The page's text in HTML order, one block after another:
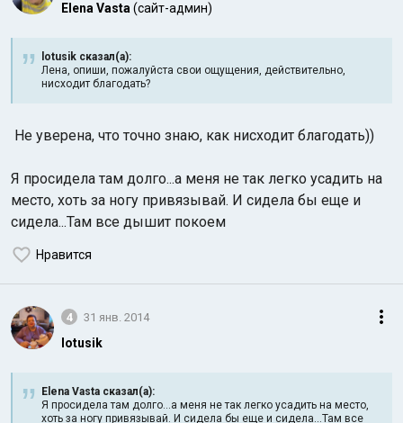
Elena Vasta (сайт-админ)
lotusik сказал(а):
Лена, опиши, пожалуйста свои ощущения, действительно,
нисходит благодать?
Не уверена, что точно знаю, как нисходит благодать))
Я просидела там долго...а меня не так легко усадить на
место, хоть за ногу привязывай. И сидела бы еще и
сидела...Там все дышит покоем
Нравится
4 31 янв. 2014
lotusik
Elena Vasta сказал(а):
Я просидела там долго...а меня не так легко усадить на место,
хоть за ногу привязывай. И сидела бы еще и сидела...Там все